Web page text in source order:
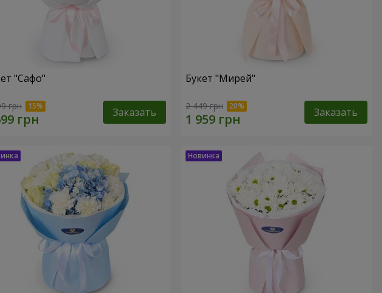
"Сафо"
грн Заказать
Букет "Мирей"
2 449 грн Заказать